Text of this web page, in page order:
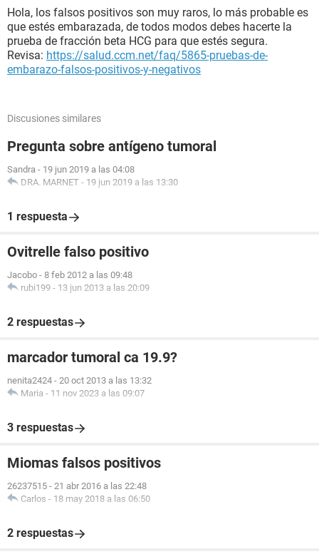
Hola, los falsos positivos son muy raros, lo más probable es
que estés embarazada, de todos modos debes hacerte la
prueba de fracción beta HCG para que estés segura.
Revisa: https://salud.ccm.net/faq/5865-pruebas-de-
embarazo-falsos-positivos-y-negativos
Discusiones similares
Pregunta sobre antígeno tumoral
Sandra - 19 jun 2019 a las 04:08
DRA. MARNET - 19 jun 2019 a las 13:30
1 respuesta
Ovitrelle falso positivo
Jacobo - 8 feb 2012 a las 09:48
rubi199 - 13 jun 2013 a las 20:09
2 respuestas
marcador tumoral ca 19.9?
nenita2424 - 20 oct 2013 a las 13:32
Maria - 11 nov 2023 a las 09:07
3 respuestas
Miomas falsos positivos
26237515 - 21 abr 2016 a las 22:48
Carlos - 18 may 2018 a las 06:50
2 respuestas